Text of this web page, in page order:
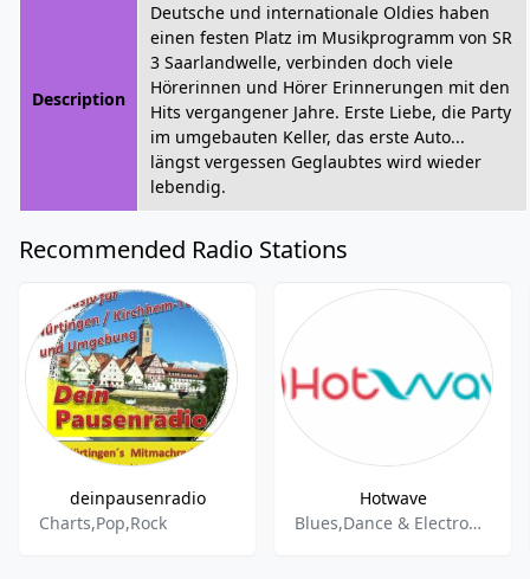
Description
Deutsche und internationale Oldies haben
einen festen Platz im Musikprogramm von SR
3 Saarlandwelle, verbinden doch viele
Hörerinnen und Hörer Erinnerungen mit den
Hits vergangener Jahre. Erste Liebe, die Party
im umgebauten Keller, das erste Auto...
längst vergessen Geglaubtes wird wieder
lebendig.
Recommended Radio Stations
deinpausenradio
Charts,Pop,Rock
Hotwave
Blues,Dance & Electronic,Pop,Rock,Schlager